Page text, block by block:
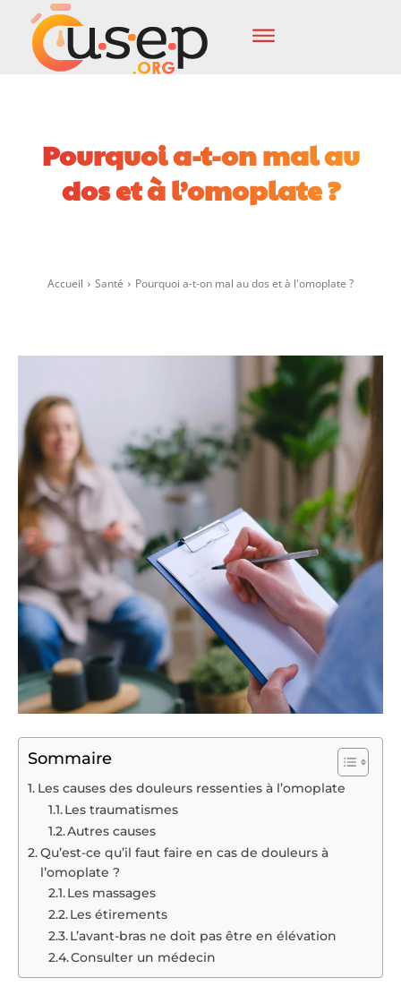
Pourquoi a-t-on mal au
dos et à l’omoplate ?
Accueil Santé Pourquoi a-t-on mal au dos et à l'omoplate ?
Sommaire
Les causes des douleurs ressenties à l’omoplate
Les traumatismes
Autres causes
Qu’est-ce qu’il faut faire en cas de douleurs à
l’omoplate ?
Les massages
Les étirements
L’avant-bras ne doit pas être en élévation
Consulter un médecin